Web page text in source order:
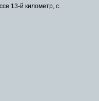
13-й километр, с.